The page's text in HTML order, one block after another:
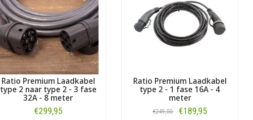
Ratio Premium Laadkabel
type 2 naar type 2 - 3 fase
32A - 8 meter
€299,95
Ratio Premium Laadkabel
type 2 - 1 fase 16A - 4
meter
€249,00 €189,95